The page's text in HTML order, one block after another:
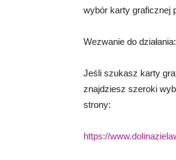
wybór karty graficznej
Wezwanie do działania:
Jeśli szukasz karty
znajdziesz szeroki
strony:
https://